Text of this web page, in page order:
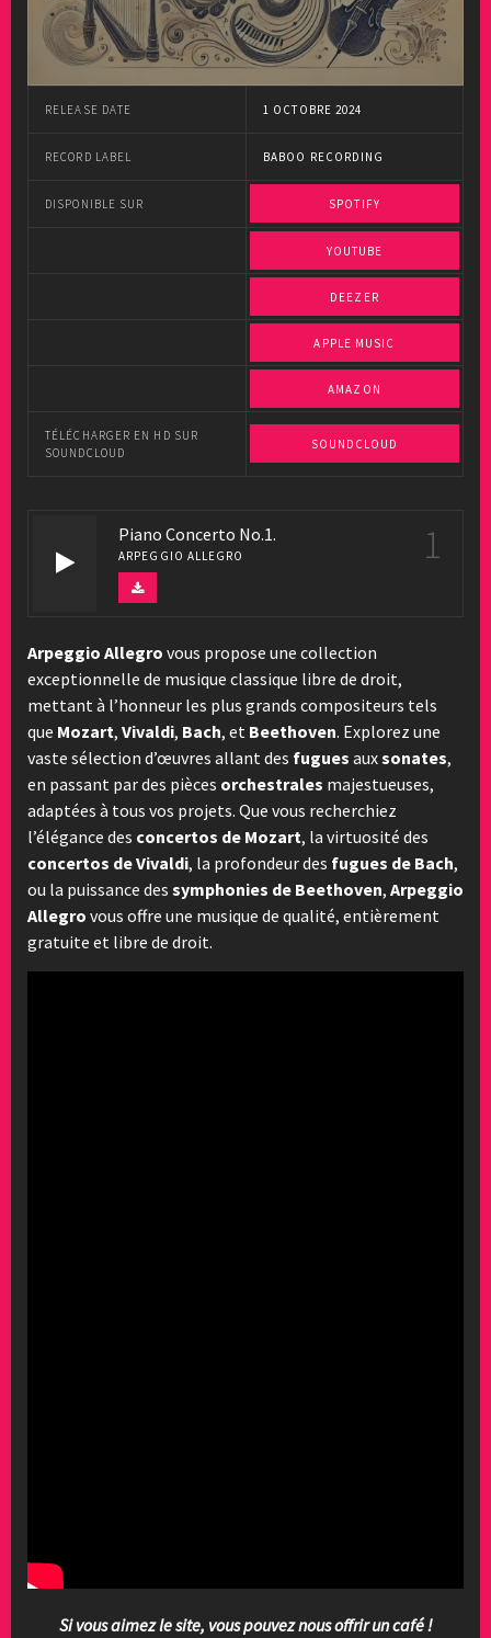
RELEASE DATE 1 OCTOBRE 2024
RECORD LABEL BABOO RECORDING
DISPONIBLE SUR SPOTIFY
YOUTUBE
DEEZER
APPLE MUSIC
AMAZON
TÉLÉCHARGER EN HD SUR
SOUNDCLOUD
SOUNDCLOUD
Piano Concerto No.1.
ARPEGGIO ALLEGRO 1
Arpeggio Allegro vous propose une collection
exceptionnelle de musique classique libre de droit,
mettant à l’honneur les plus grands compositeurs tels
que Mozart, Vivaldi, Bach, et Beethoven. Explorez une
vaste sélection d’œuvres allant des fugues auxsonates,
en passant par des pièces orchestrales majestueuses,
adaptées à tous vos projets. Que vous recherchiez
l’élégance des concertos de Mozart, la virtuosité des
concertos de Vivaldi, la profondeur des fugues de Bach,
ou la puissance des symphonies de Beethoven, Arpeggio
Allegro vous offre une musique de qualité, entièrement
gratuite et libre de droit.
Si vous aimez le site, vous pouvez nous offrir un café !